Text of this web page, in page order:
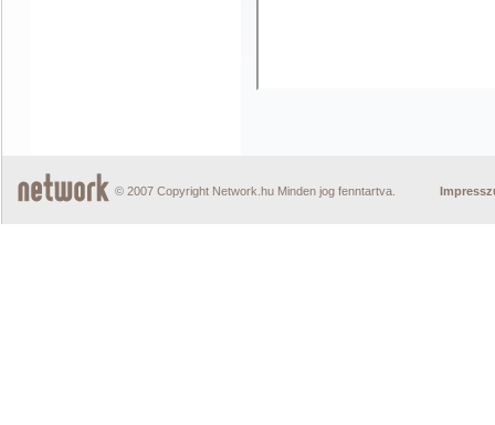
© 2007 Copyright Network.hu Minden jog fenntartva.